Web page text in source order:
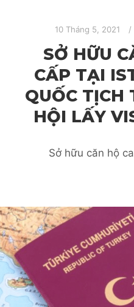
10 Tháng 5, 2021
SỞ HỮU
CẤP TẠI
QUỐC TỊCH
HỘI LẤY
Sở hữu căn hộ